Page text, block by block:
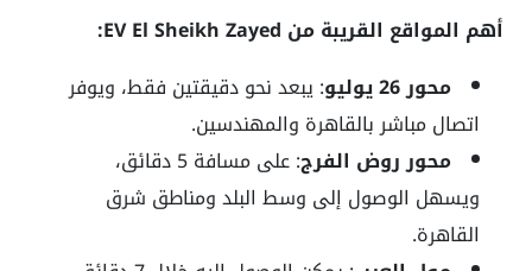
أهم المواقع القريبة من EV El Sheikh Zayed:
محور 26 يوليو
: يبعد نحو دقيقتين فقط، ويوفر
اتصال مباشر بالقاهرة والمهندسين.
محور روض الفرج
: على مسافة 5 دقائق،
ويسهل الوصول إلى وسط البلد ومناطق شرق
القاهرة.